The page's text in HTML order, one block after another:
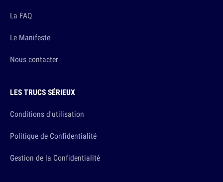
La FAQ
Le Manifeste
Nous contacter
LES TRUCS SÉRIEUX
Conditions d'utilisation
Politique de Confidentialité
Gestion de la Confidentialité